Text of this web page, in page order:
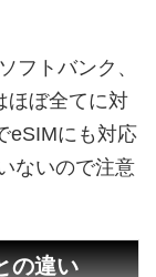
フトバンク、
ほぼ全てに対
eSIMにも対応
ないので注意
の違い